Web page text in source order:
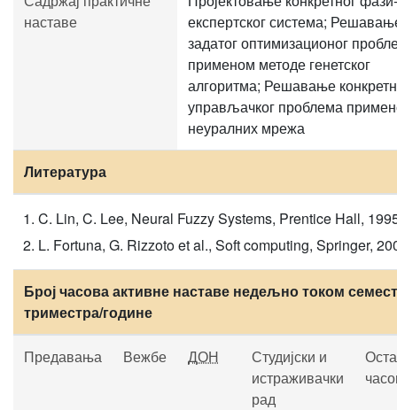
наставе
експертског система;
задатог оптимизационог
применом методе генетског
алгоритма; Решавање
управљачког проблема
неуралних мрежа
Литература
C. Lin, C. Lee, Neural Fuzzy Systems, Prentice Hall,
L. Fortuna, G. Rizzoto et al., Soft computing, Springer,
Број часова активне наставе недељно током
триместра/године
Предавања Вежбе ДОН
Студијски и
истраживачки
рад